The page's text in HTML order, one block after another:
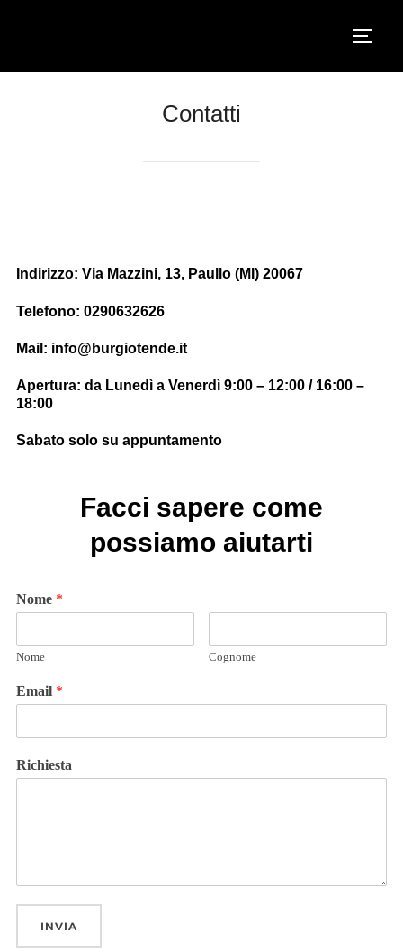
Contatti
Indirizzo: Via Mazzini, 13, Paullo (MI) 20067
Telefono: 0290632626
Mail: info@burgiotende.it
Apertura: da Lunedì a Venerdì 9:00 – 12:00 / 16:00 –
18:00
Sabato solo su appuntamento
Facci sapere come
possiamo aiutarti
Nome *
Nome Cognome
Email *
Richiesta
INVIA